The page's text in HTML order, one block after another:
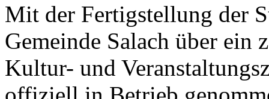
Mit der Fertigstellung der
Gemeinde Salach über ein
Kultur- und